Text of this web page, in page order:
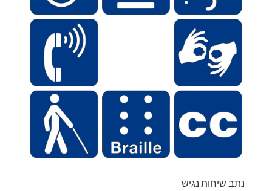
נתב שיחות נגיש